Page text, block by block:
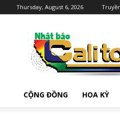
Thursday, August 6, 2026
CỘNG ĐỒNG HOA KỲ